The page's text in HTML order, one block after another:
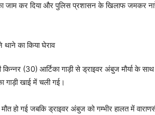
जाम कर दिया और पुलिस प्रशासन के खिलाफ जमकर
(30) आर्टिका गाड़ी से ड्राइवर अंबुज मौर्या के
गाड़ी खाई में चली गई।
हो गई जबकि ड्राइवर अंबुज को गम्भीर हालत में